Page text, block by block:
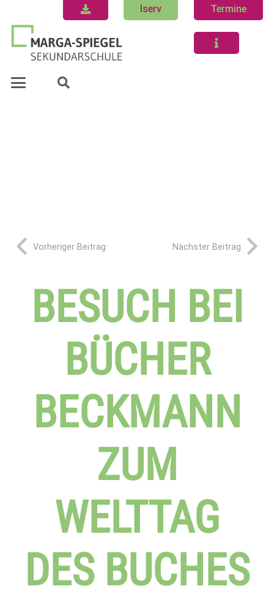
Iserv Termine
Vorheriger Beitrag Nächster Beitrag
BESUCH BEI
BÜCHER
BECKMANN
ZUM
WELTTAG
DES BUCHES